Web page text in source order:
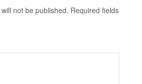
not be published. Required fields